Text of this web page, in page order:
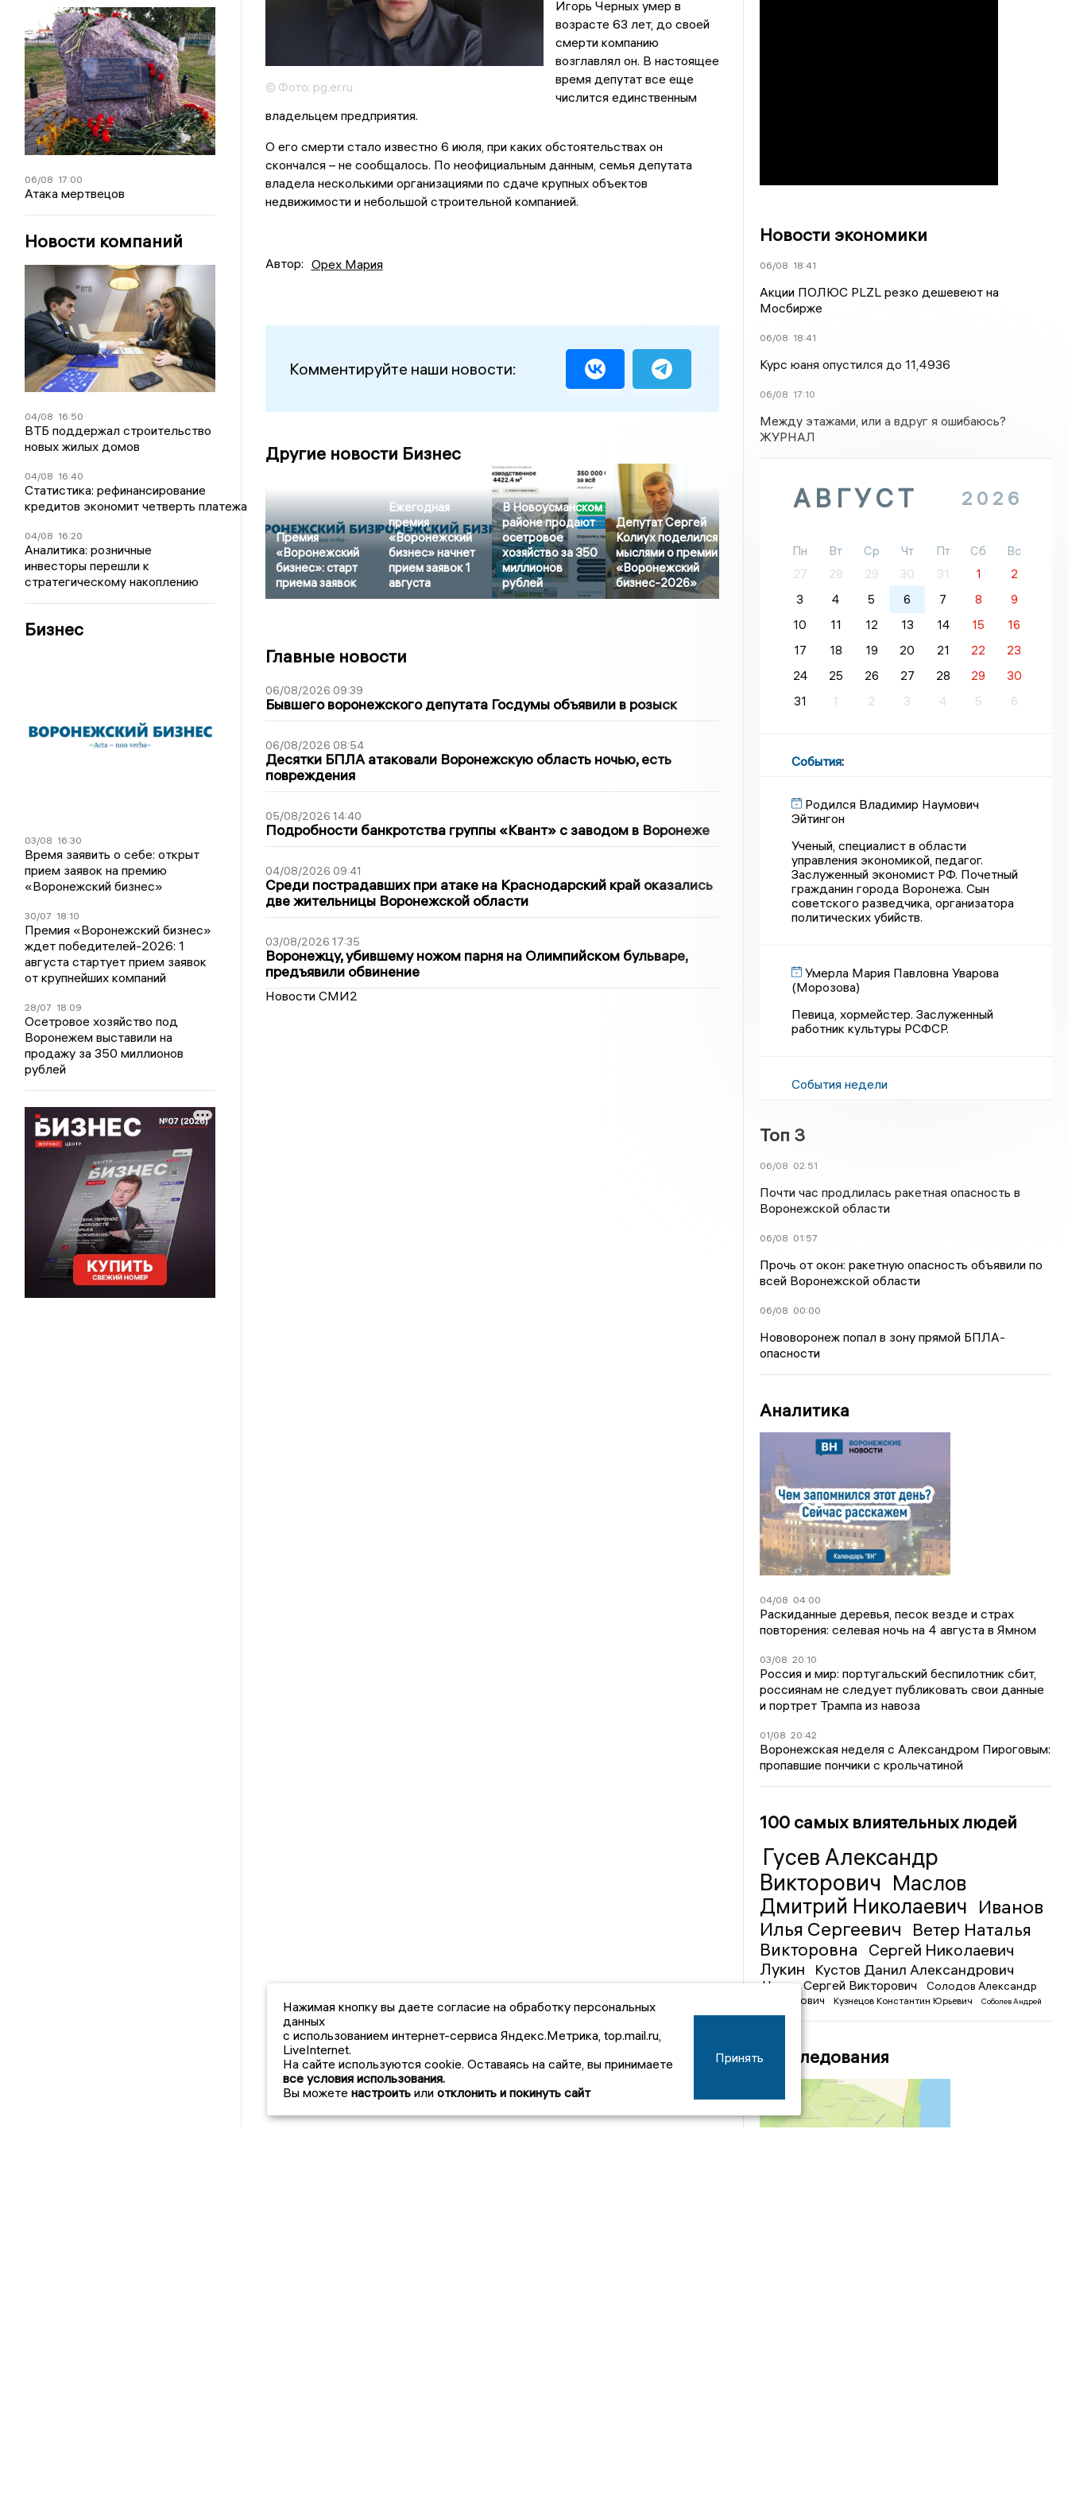
06/08 17:00
Атака мертвецов
Новости компаний
04/08 16:50
ВТБ поддержал строительство
новых жилых домов
04/08 16:40
Статистика: рефинансирование
кредитов экономит четверть платежа
04/08 16:20
Аналитика: розничные
инвесторы перешли к
стратегическому накоплению
Бизнес
03/08 16:30
Время заявить о себе: открыт
прием заявок на премию
«Воронежский бизнес»
30/07 18:10
Премия «Воронежский бизнес»
ждет победителей-2026: 1
августа стартует прием заявок
от крупнейших компаний
28/07 18:09
Осетровое хозяйство под
Воронежем выставили на
продажу за 350 миллионов
рублей
© Фото: pg.er.ru
Игорь Черных умер в
возрасте 63 лет, до своей
смерти компанию
возглавлял он. В настоящее
время депутат все еще
числится единственным
владельцем предприятия.
О его смерти стало известно 6 июля, при каких обстоятельствах он
скончался – не сообщалось. По неофициальным данным, семья депутата
владела несколькими организациями по сдаче крупных объектов
недвижимости и небольшой строительной компанией.
Автор: Орех Мария
Комментируйте наши новости:
Другие новости Бизнес
Премия
«Воронежский
бизнес»: старт
приема заявок
Ежегодная
премия
«Воронежский
бизнес» начнет
прием заявок 1
августа
В Новоусманском
районе продают
осетровое
хозяйство за 350
миллионов
рублей
Депутат Сергей
Колиух поделился
мыслями о премии
«Воронежский
бизнес-2026»
Главные новости
06/08/2026 09:39
Бывшего воронежского депутата Госдумы объявили в розыск
06/08/2026 08:54
Десятки БПЛА атаковали Воронежскую область ночью, есть
повреждения
05/08/2026 14:40
Подробности банкротства группы «Квант» с заводом в Воронеже
04/08/2026 09:41
Среди пострадавших при атаке на Краснодарский край оказались
две жительницы Воронежской области
03/08/2026 17:35
Воронежцу, убившему ножом парня на Олимпийском бульваре,
предъявили обвинение
Новости СМИ2
Новости экономики
06/08 18:41
Акции ПОЛЮС PLZL резко дешевеют на
Мосбирже
06/08 18:41
Курс юаня опустился до 11,4936
06/08 17:10
Между этажами, или а вдруг я ошибаюсь?
ЖУРНАЛ
АВГУСТ 2026
Пн Вт Ср Чт Пт Сб
Вс
27
28 29 30 31 1
2
3
4 5 6 7 8
9
10
11 12 13 14 15
16
17
18 19 20 21 22
23
24
25 26 27 28 29
30
31
1 2 3 4 5 6
События:
Родился Владимир Наумович
Эйтингон
Ученый, специалист в области
управления экономикой, педагог.
Заслуженный экономист РФ. Почетный
гражданин города Воронежа. Сын
советского разведчика, организатора
политических убийств.
Умерла Мария Павловна Уварова
(Морозова)
Певица, хормейстер. Заслуженный
работник культуры РСФСР.
События недели
Топ 3
06/08 02:51
Почти час продлилась ракетная опасность в
Воронежской области
06/08 01:57
Прочь от окон: ракетную опасность объявили по
всей Воронежской области
06/08 00:00
Нововоронеж попал в зону прямой БПЛА-
опасности
Аналитика
04/08 04:00
Раскиданные деревья, песок везде и страх
повторения: селевая ночь на 4 августа в Ямном
03/08 20:10
Россия и мир: португальский беспилотник сбит,
россиянам не следует публиковать свои данные
и портрет Трампа из навоза
01/08 20:42
Воронежская неделя с Александром Пироговым:
пропавшие пончики с крольчатиной
100 самых влиятельных людей
Гусев Александр
Викторович Маслов
Дмитрий Николаевич Иванов
Илья Сергеевич
Ветер Наталья
Викторовна
Сергей Николаевич
Лукин
Кустов Данил Александрович
Чижов Сергей Викторович
Солодов Александр
Михайлович
Кузнецов Константин Юрьевич
Соболев Андрей
Иванович
Расследования
Нажимая кнопку вы даете согласие на обработку персональных
данных
с использованием интернет-сервиса Яндекс.Метрика, top.mail.ru,
LiveInternet.
На сайте используются cookie. Оставаясь на сайте, вы принимаете
все условия использования.
Вы можете настроить или отклонить и покинуть сайт
Принять